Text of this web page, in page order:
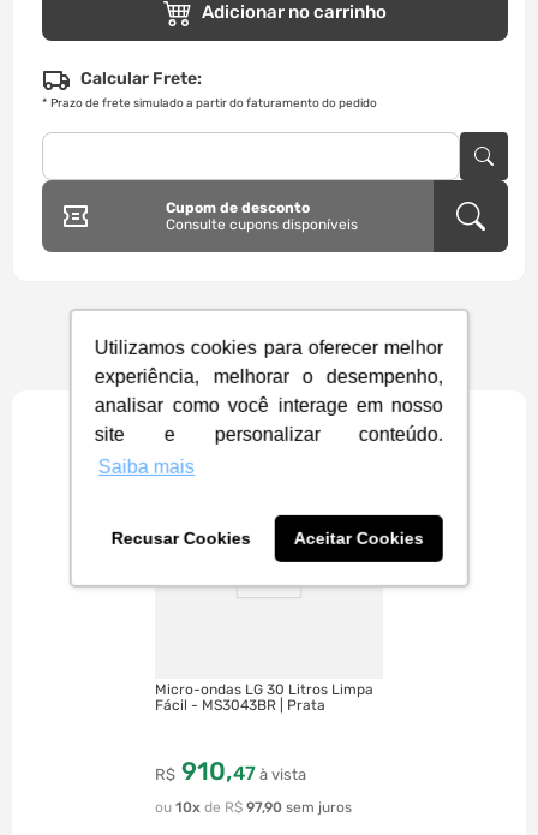
Utilizamos cookies para oferecer melhor
experiência, melhorar o desempenho,
analisar como você interage em nosso
site e personalizar conteúdo.
Saiba mais
Recusar Cookies Aceitar Cookies
Adicionar no carrinho
Calcular Frete:
* Prazo de frete simulado a partir do faturamento do pedido
Cupom de desconto
Consulte cupons disponíveis
Você também pode gostar
FRETE GRÁTIS
Micro-ondas LG 30 Litros Limpa
Fácil - MS3043BR | Prata
R$ 910,47 à vista
10 R$ 97,90